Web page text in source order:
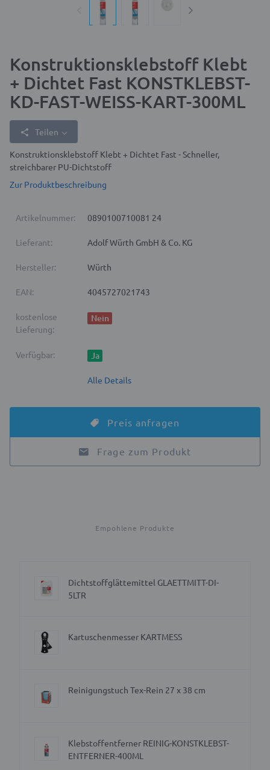
Konstruktionsklebstoff Klebt
+ Dichtet Fast KONSTKLEBST-
KD-FAST-WEISS-KART-300ML
Teilen
Konstruktionsklebstoff Klebt + Dichtet Fast - Schneller,
streichbarer PU-Dichtstoff
Zur Produktbeschreibung
Artikelnummer: 0890100710081 24
Lieferant: Adolf Würth GmbH & Co. KG
Hersteller: Würth
EAN: 4045727021743
kostenlose
Lieferung:
Nein
Verfügbar: Ja
Alle Details
Preis anfragen
Frage zum Produkt
Empohlene Produkte
Dichtstoffglättemittel GLAETTMITT-DI-
5LTR
Kartuschenmesser KARTMESS
Reinigungstuch Tex-Rein 27 x 38 cm
Klebstoffentferner REINIG-KONSTKLEBST-
ENTFERNER-400ML